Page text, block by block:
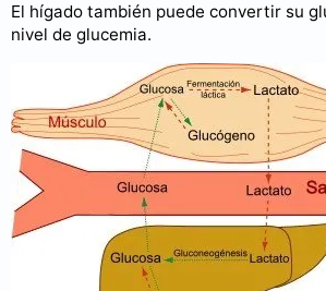
El hígado también puede convertir su
nivel de glucemia.